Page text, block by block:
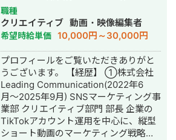
イン・動画制作・動画編集
職種
クリエイティブ 動画・映像編集者
希望時給単価 10,000円～30,000円
プロフィールをご覧いただきありがと
うございます。 【経歴】 ①株式会社
Leading Communication(2022年6
月〜2025年9月) SNSマーケティング事
業部 クリエイティブ部門 部長 企業の
TikTokアカウント運用を中心に、縦型
ショート動画のマーケティング戦略を